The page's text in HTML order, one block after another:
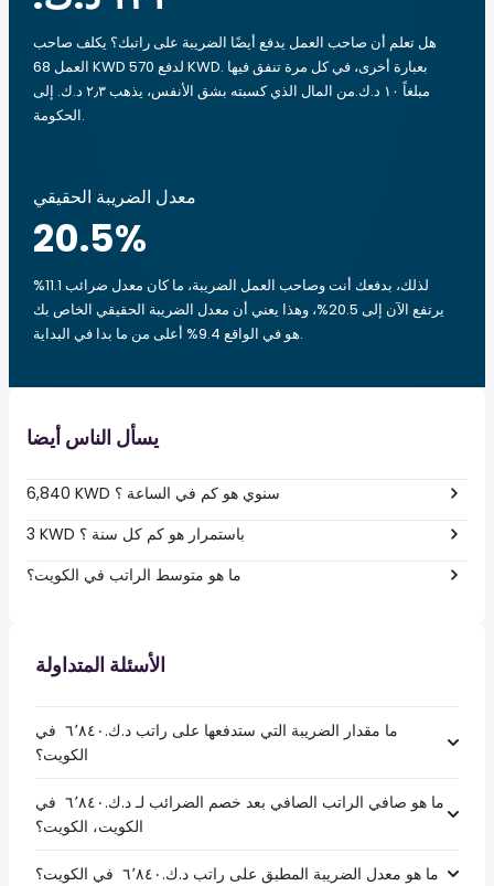
هل تعلم أن صاحب العمل يدفع أيضًا الضريبة على راتبك؟ يكلف صاحب
العمل 68 KWD لدفع 570 KWD. بعبارة أخرى، في كل مرة تنفق فيها
مبلغاً ‏١٠ د.ك.‏من المال الذي كسبته بشق الأنفس، يذهب ‏٢٫٣ د.ك.‏ إلى
الحكومة.
معدل الضريبة الحقيقي
20.5%
لذلك، بدفعك أنت وصاحب العمل الضريبة، ما كان معدل ضرائب 11.1%
يرتفع الآن إلى 20.5%، وهذا يعني أن معدل الضريبة الحقيقي الخاص بك
هو في الواقع 9.4% أعلى من ما بدا في البداية.
يسأل الناس أيضا
6,840 KWD سنوي هو كم في الساعة ؟
3 KWD باستمرار هو كم كل سنة ؟
ما هو متوسط الراتب في الكويت؟
الأسئلة المتداولة
ما مقدار الضريبة التي ستدفعها على راتب د.ك.‏٦٬٨٤٠ ‏ في
الكويت؟
ما هو صافي الراتب الصافي بعد خصم الضرائب لـ د.ك.‏٦٬٨٤٠ ‏ في
الكويت، الكويت؟
ما هو معدل الضريبة المطبق على راتب د.ك.‏٦٬٨٤٠ ‏ في الكويت؟